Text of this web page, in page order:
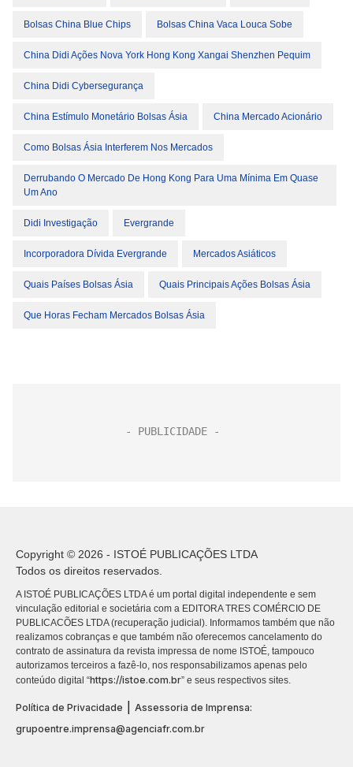
Bolsas China Blue Chips Bolsas China Vaca Louca Sobe
China Didi Ações Nova York Hong Kong Xangai Shenzhen Pequim
China Didi Cybersegurança
China Estímulo Monetário Bolsas Ásia China Mercado Acionário
Como Bolsas Ásia Interferem Nos Mercados
Derrubando O Mercado De Hong Kong Para Uma Mínima Em Quase
Um Ano
Didi Investigação Evergrande
Incorporadora Dívida Evergrande Mercados Asiáticos
Quais Países Bolsas Ásia Quais Principais Ações Bolsas Ásia
Que Horas Fecham Mercados Bolsas Ásia
Copyright © 2026 - ISTOÉ PUBLICAÇÕES LTDA
Todos os direitos reservados.
A ISTOÉ PUBLICAÇÕES LTDA é um portal digital independente e sem
vinculação editorial e societária com a EDITORA TRES COMÉRCIO DE
PUBLICACÕES LTDA (recuperação judicial). Informamos também que não
realizamos cobranças e que também não oferecemos cancelamento do
contrato de assinatura da revista impressa de nome ISTOÉ, tampouco
autorizamos terceiros a fazê-lo, nos responsabilizamos apenas pelo
conteúdo digital “https://istoe.com.br” e seus respectivos sites.
Política de Privacidade
Assessoria de Imprensa:
grupoentre.imprensa@agenciafr.com.br